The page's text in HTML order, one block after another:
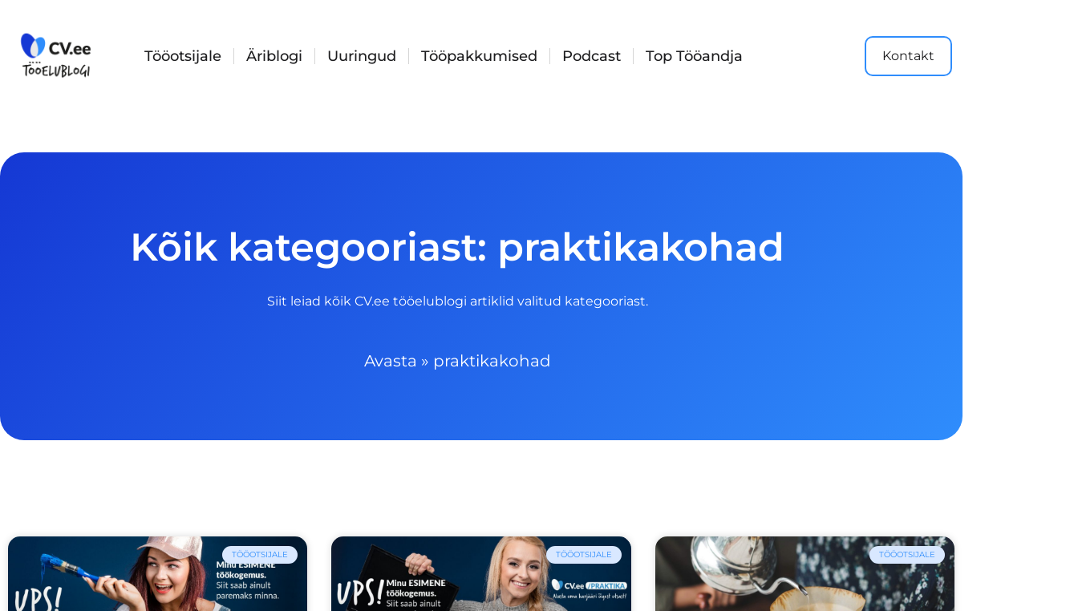
content
Tööotsijale Äriblogi Uuringud Tööpakkumised Podcast Top Tööandja Kontakt
Kõik kategooriast: praktikakohad
Siit leiad kõik CV.ee tööelublogi artiklid valitud kategooriast.
Avasta » praktikakohad
TÖÖOTSIJALE TÖÖOTSIJALE TÖÖOTSIJALE